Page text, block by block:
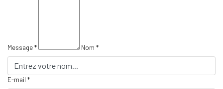
Message * Nom *
E-mail *